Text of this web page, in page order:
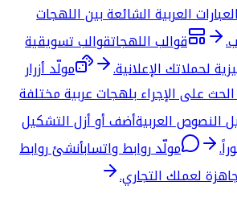
العربية الشائعة بين اللهجات
قوالب اللهجاتقوالب تسويقية
لحملاتك الإعلانية.
مولّد أزرار
على الإجراء بلهجات عربية مختلفة
النصوص العربيةأضف أو أزل التشكيل
مولّد روابط واتسابأنشئ روابط